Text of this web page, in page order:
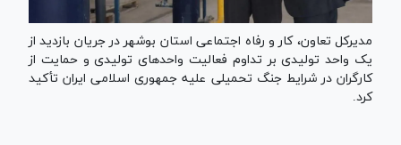
مدیرکل تعاون، کار و رفاه اجتماعی استان بوشهر در جریان بازدید از
یک واحد تولیدی بر تداوم فعالیت واحد‌های تولیدی و حمایت از
کارگران در شرایط جنگ تحمیلی علیه جمهوری اسلامی ایران تأکید
کرد.